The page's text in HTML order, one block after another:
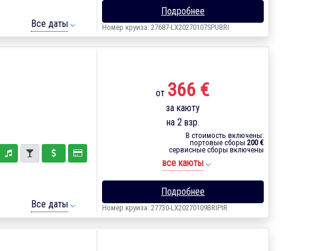
Все даты
Подробнее
Номер круиза: 27687-LX20270107SPUBRI
Все даты
от 366 €
за каюту
на 2 взр.
В стоимость включены:
портовые сборы 200 €
сервисные сборы включены
все каюты
Подробнее
Номер круиза: 27730-LX20270109BRIPIR